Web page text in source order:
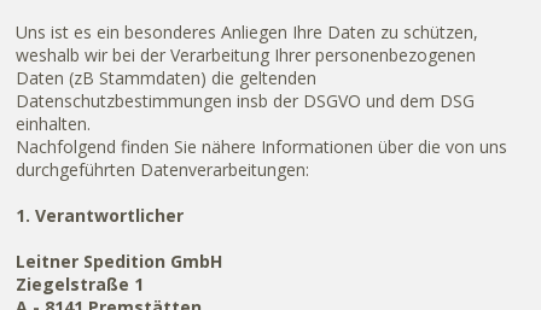
Uns ist es ein besonderes Anliegen Ihre Daten zu schützen,
weshalb wir bei der Verarbeitung Ihrer personenbezogenen
Daten (zB Stammdaten) die geltenden
Datenschutzbestimmungen insb der DSGVO und dem DSG
einhalten.
Nachfolgend finden Sie nähere Informationen über die von uns
durchgeführten Datenverarbeitungen:
1. Verantwortlicher
Leitner Spedition GmbH
Ziegelstraße 1